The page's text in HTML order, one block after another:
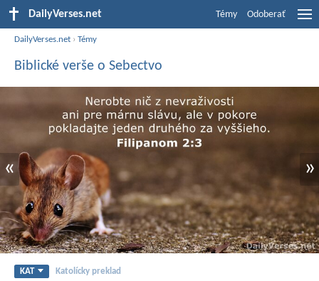
DailyVerses.net Témy Odoberať
DailyVerses.net ›Témy
Biblické verše o Sebectvo
« »
KAT Katolícky preklad